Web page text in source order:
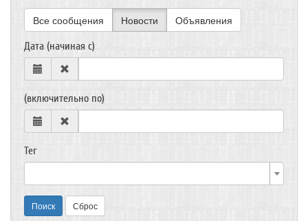
Все сообщения Новости Объявления
Дата (начиная с)
(включительно по)
Тег
Поиск Сброс